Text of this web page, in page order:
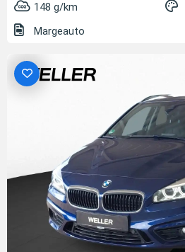
148 g/km
Margeauto